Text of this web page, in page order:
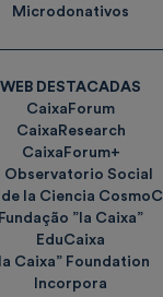
Microdonativos
WEB DESTACADAS
CaixaForum
CaixaResearch
CaixaForum+
Observatorio Social
la Ciencia
Fundação ”la Caixa”
EduCaixa
Caixa” Foundation
Incorpora